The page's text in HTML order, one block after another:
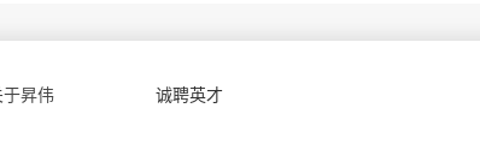
于昇伟 诚聘英才